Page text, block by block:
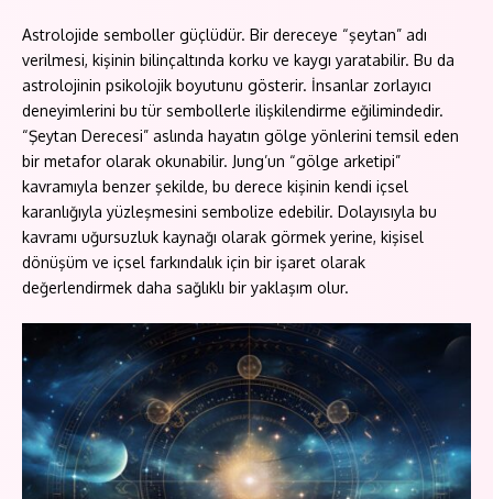
Astrolojide semboller güçlüdür. Bir dereceye “şeytan” adı
verilmesi, kişinin bilinçaltında korku ve kaygı yaratabilir. Bu da
astrolojinin psikolojik boyutunu gösterir. İnsanlar zorlayıcı
deneyimlerini bu tür sembollerle ilişkilendirme eğilimindedir.
“Şeytan Derecesi” aslında hayatın gölge yönlerini temsil eden
bir metafor olarak okunabilir. Jung’un “gölge arketipi”
kavramıyla benzer şekilde, bu derece kişinin kendi içsel
karanlığıyla yüzleşmesini sembolize edebilir. Dolayısıyla bu
kavramı uğursuzluk kaynağı olarak görmek yerine, kişisel
dönüşüm ve içsel farkındalık için bir işaret olarak
değerlendirmek daha sağlıklı bir yaklaşım olur.